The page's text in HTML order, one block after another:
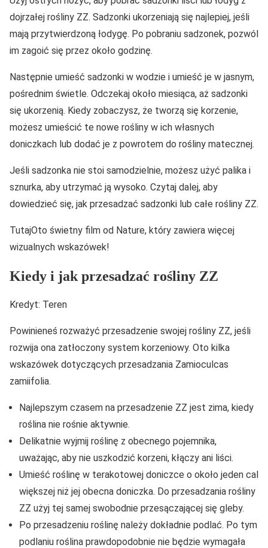
dojrzałej rośliny ZZ. Sadzonki ukorzeniają się najlepiej, jeśli
mają przytwierdzoną łodygę. Po pobraniu sadzonek, pozwól
im zagoić się przez około godzinę.
Następnie umieść sadzonki w wodzie i umieść je w jasnym,
pośrednim świetle. Odczekaj około miesiąca, aż sadzonki
się ukorzenią. Kiedy zobaczysz, że tworzą się korzenie,
możesz umieścić te nowe rośliny w ich własnych
doniczkach lub dodać je z powrotem do rośliny matecznej.
Jeśli sadzonka nie stoi samodzielnie, możesz użyć palika i
sznurka, aby utrzymać ją wysoko. Czytaj dalej, aby
dowiedzieć się, jak przesadzać sadzonki lub całe rośliny ZZ.
TutajOto świetny film od Nature, który zawiera więcej
wizualnych wskazówek!
Kiedy i jak przesadzać rośliny ZZ
Kredyt: Teren
Powinieneś rozważyć przesadzenie swojej rośliny ZZ, jeśli
rozwija ona zatłoczony system korzeniowy. Oto kilka
wskazówek dotyczących przesadzania Zamioculcas
zamiifolia.
Najlepszym czasem na przesadzenie ZZ jest zima, kiedy
roślina nie rośnie aktywnie.
Delikatnie wyjmij roślinę z obecnego pojemnika,
uważając, aby nie uszkodzić korzeni, kłączy ani liści.
Umieść roślinę w terakotowej doniczce o około jeden cal
większej niż jej obecna doniczka. Do przesadzania rośliny
ZZ użyj tej samej swobodnie przesączającej się gleby.
Po przesadzeniu roślinę należy dokładnie podlać. Po tym
podlaniu roślina prawdopodobnie nie będzie wymagała